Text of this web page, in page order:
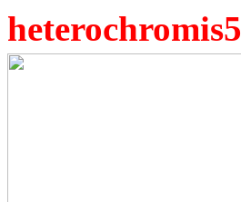
heterochromis5